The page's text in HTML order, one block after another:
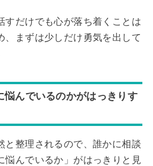
すだけでも心が落ち着くことは
、まずは少しだけ勇気を出して
悩んでいるのかがはっきりす
と整理されるので、誰かに相談
悩んでいるか」がはっきりと見